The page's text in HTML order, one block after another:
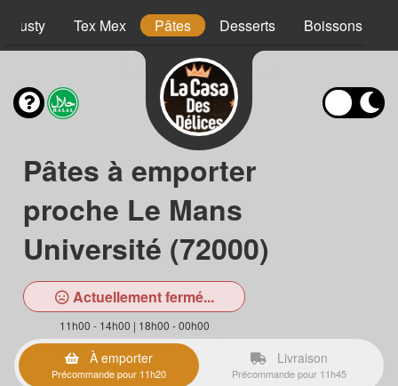
Tex Mex Pâtes Desserts Boissons
Pâtes à emporter
proche Le Mans
Université (72000)
Actuellement fermé...
11h00 - 14h00 | 18h00 - 00h00
À emporter
Précommande pour 11h20
Livraison
Précommande pour 11h45